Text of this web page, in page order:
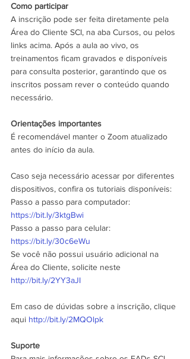
Como participar
A inscrição pode ser feita diretamente pela
Área do Cliente SCI, na aba Cursos, ou pelos
links acima. Após a aula ao vivo, os
treinamentos ficam gravados e disponíveis
para consulta posterior, garantindo que os
inscritos possam rever o conteúdo quando
necessário.
Orientações importantes
É recomendável manter o Zoom atualizado
antes do início da aula.
Caso seja necessário acessar por diferentes
dispositivos, confira os tutoriais disponíveis:
Passo a passo para computador:
https://bit.ly/3ktgBwi
Passo a passo para celular:
https://bit.ly/30c6eWu
Se você não possui usuário adicional na
Área do Cliente, solicite neste
http://bit.ly/2YY3aJI
Em caso de dúvidas sobre a inscrição, clique
aqui http://bit.ly/2MQOlpk
Suporte